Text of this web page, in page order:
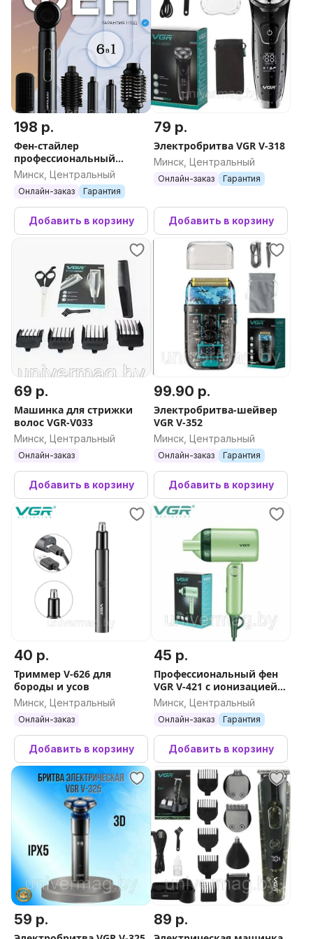
198 р.
Фен-стайлер
профессиональный
мощный 6в1 с насадками
OULEMEI OLM-CF006
Минск, Центральный
Онлайн-заказ Гарантия
Добавить в корзину
79 р.
Электробритва VGR V-318
Минск, Центральный
Онлайн-заказ Гарантия
Добавить в корзину
69 р.
Машинка для стрижки
волос VGR-V033
Минск, Центральный
Онлайн-заказ
Добавить в корзину
99.90 р.
Электробритва-шейвер
VGR V-352
Минск, Центральный
Онлайн-заказ Гарантия
Добавить в корзину
40 р.
Триммер V-626 для
бороды и усов
Минск, Центральный
Онлайн-заказ
Добавить в корзину
45 р.
Профессиональный фен
VGR V-421 c ионизацией
(светло-зелёный)
Минск, Центральный
Онлайн-заказ Гарантия
Добавить в корзину
59 р. 89 р.